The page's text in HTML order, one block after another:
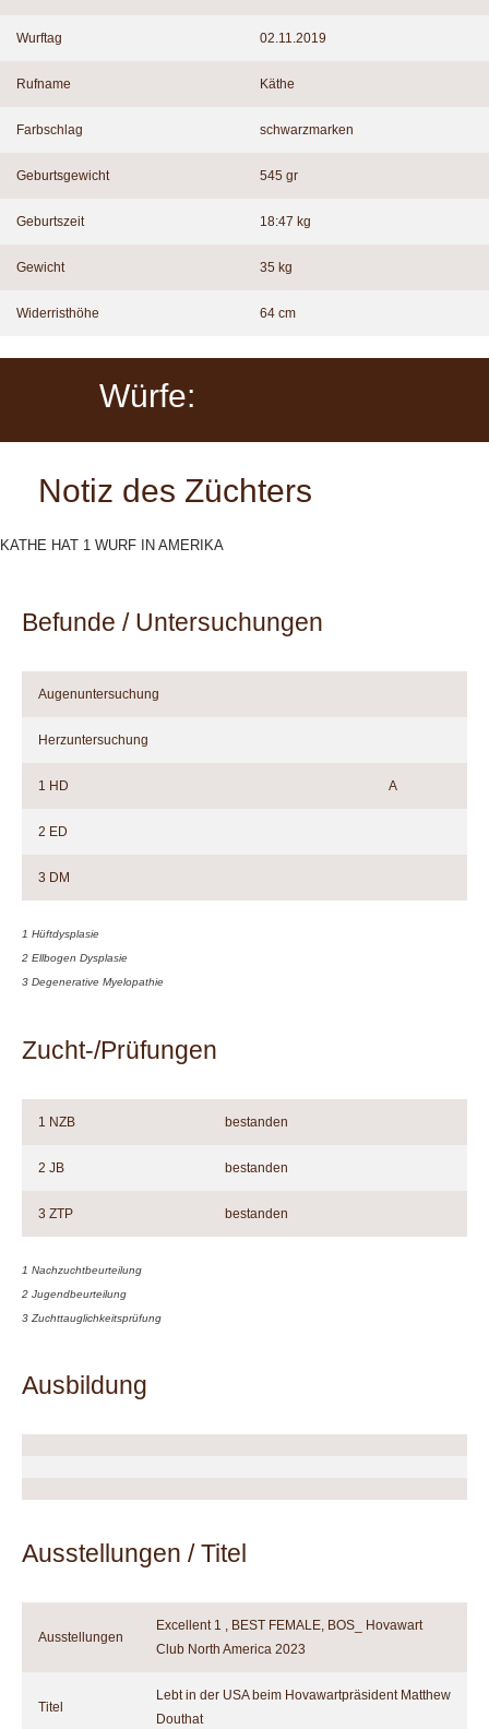
Wurftag 02.11.2019
Rufname Käthe
Farbschlag schwarzmarken
Geburtsgewicht 545 gr
Geburtszeit 18:47 kg
Gewicht 35 kg
Widerristhöhe 64 cm
Würfe:
Notiz des Züchters
KATHE HAT 1 WURF IN AMERIKA
Befunde / Untersuchungen
Augenuntersuchung
Herzuntersuchung
1 HD A
2 ED
3 DM
1 Hüftdysplasie
2 Ellbogen Dysplasie
3 Degenerative Myelopathie
Zucht-/Prüfungen
1 NZB bestanden
2 JB bestanden
3 ZTP bestanden
1 Nachzuchtbeurteilung
2 Jugendbeurteilung
3 Zuchttauglichkeitsprüfung
Ausbildung
Ausstellungen / Titel
Ausstellungen
Excellent 1 , BEST FEMALE, BOS_ Hovawart
Club North America 2023
Titel
Lebt in der USA beim Hovawartpräsident Matthew
Douthat